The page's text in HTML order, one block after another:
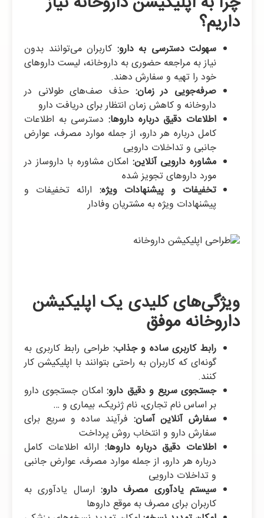
داریم؟
سهولت دسترسی به دارو:کاربران می‌توانند بدون
نیاز به مراجعه حضوری به داروخانه، لیست داروهای
خود را تهیه و سفارش دهند.
صرفه‌جویی در زمان:حذف صف‌های طولانی در
داروخانه و کاهش زمان انتظار برای دریافت دارو
اطلاعات دقیق درباره داروها:دسترسی به اطلاعات
کامل درباره هر دارو، از جمله موارد مصرف، عوارض
جانبی و تداخلات دارویی
مشاوره دارویی آنلاین:امکان مشاوره با داروساز در
مورد داروهای تجویز شده
تخفیفات و پیشنهادات ویژه:ارائه تخفیفات و
پیشنهادات ویژه به مشتریان وفادار
ویژگی‌های کلیدی یک اپلیکیشن
داروخانه موفق
رابط کاربری ساده و جذاب:طراحی رابط کاربری به
گونه‌ای که کاربران به راحتی بتوانند با اپلیکیشن کار
کنند.
جستجوی سریع و دقیق دارو:امکان جستجوی دارو
بر اساس نام تجاری، نام ژنریک، بیماری و …
سفارش آنلاین آسان:فرآیند ساده و سریع برای
سفارش دارو و انتخاب روش پرداخت
اطلاعات دقیق درباره داروها:ارائه اطلاعات کامل
درباره هر دارو، از جمله موارد مصرف، عوارض جانبی
و تداخلات دارویی
سیستم یادآوری مصرف دارو:ارسال یادآوری به
کاربران برای مصرف به موقع داروها